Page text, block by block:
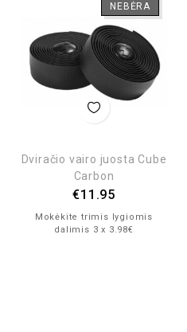
NEBĖRA
Dviračio vairo juosta Cube
Carbon
€11.95
Mokėkite trimis lygiomis
dalimis 3 x 3.98€